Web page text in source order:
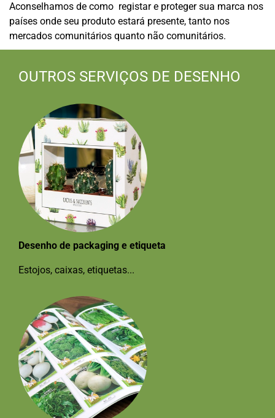
Aconselhamos de como registar e proteger sua marca nos
países onde seu produto estará presente, tanto nos
mercados comunitários quanto não comunitários.
OUTROS SERVIÇOS DE DESENHO
Desenho de packaging e etiqueta
Estojos, caixas, etiquetas...